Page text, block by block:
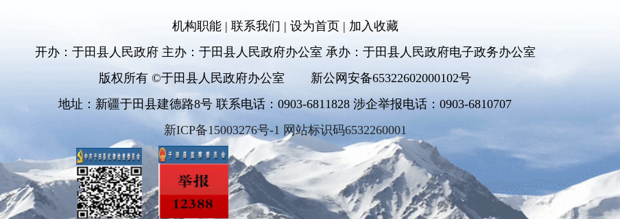
机构职能| 联系我们 | 设为首页| 加入收藏
开办：于田县人民政府 主办：于田县人民政府办公室 承办：于田县人民政府电子政务办公室
版权所有 ©于田县人民政府办公室
新公网安备65322602000102号
地址：新疆于田县建德路8号 联系电话：0903-6811828 涉企举报电话：0903-6810707
新ICP备15003276号-1 网站标识码6532260001